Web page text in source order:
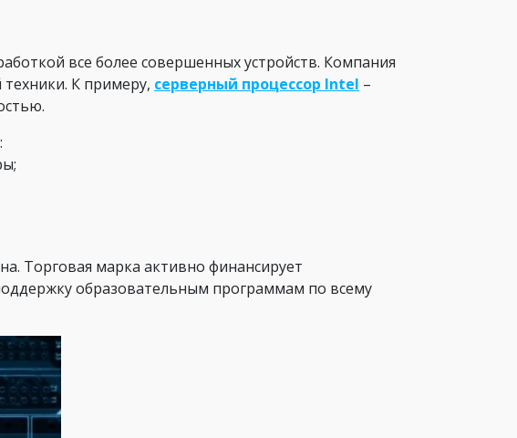
все более совершенных устройств. Компания
К примеру, серверный процессор Intel –
Торговая марка активно финансирует
образовательным программам по всему